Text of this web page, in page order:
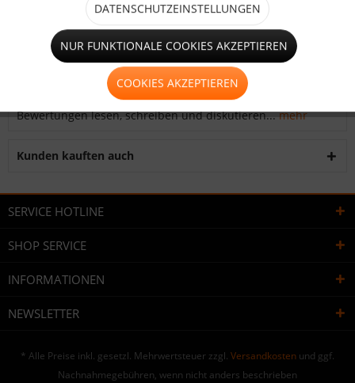
Beschreibung
Größe: 100 mm x 100 mmmehr
0
Bewertungen lesen, schreiben und diskutieren...mehr
Kunden kauften auch
SERVICE HOTLINE
SHOP SERVICE
INFORMATIONEN
NEWSLETTER
* Alle Preise inkl. gesetzl. Mehrwertsteuer zzgl. Versandkosten und ggf.
Nachnahmegebühren, wenn nicht anders beschrieben
DATENSCHUTZEINSTELLUNGEN
NUR FUNKTIONALE COOKIES AKZEPTIEREN
COOKIES AKZEPTIEREN